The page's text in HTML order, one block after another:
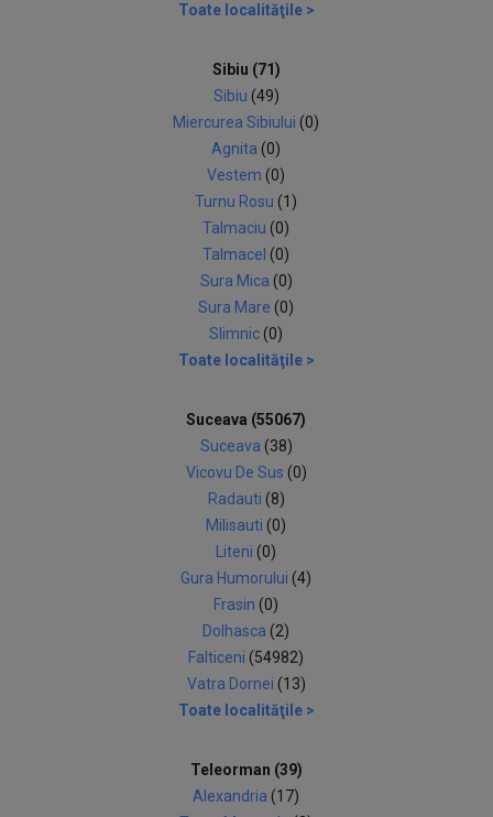
Toate localităţile >
Sibiu (71)
Sibiu (49)
Miercurea Sibiului (0)
Agnita (0)
Vestem (0)
Turnu Rosu (1)
Talmaciu (0)
Talmacel (0)
Sura Mica (0)
Sura Mare (0)
Slimnic (0)
Toate localităţile >
Suceava (55067)
Suceava (38)
Vicovu De Sus (0)
Radauti (8)
Milisauti (0)
Liteni (0)
Gura Humorului (4)
Frasin (0)
Dolhasca (2)
Falticeni (54982)
Vatra Dornei (13)
Toate localităţile >
Teleorman (39)
Alexandria (17)